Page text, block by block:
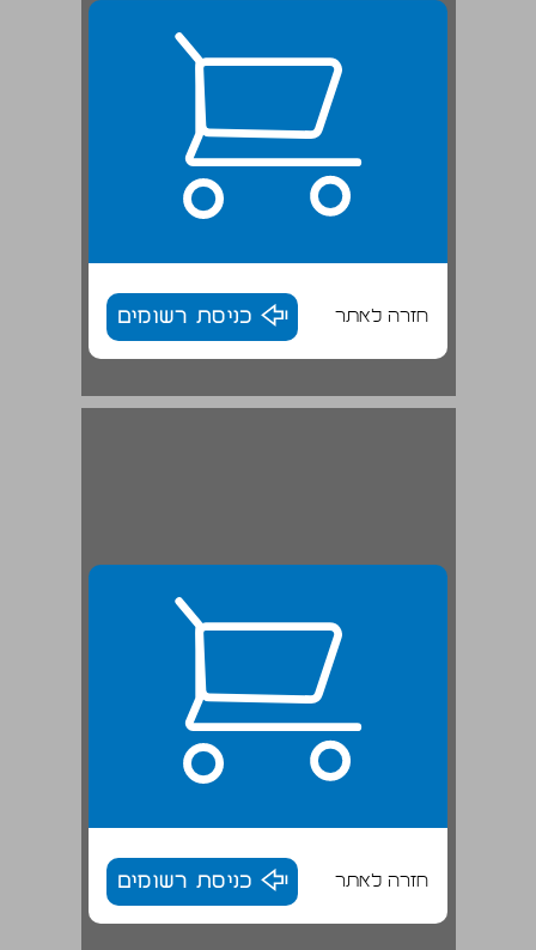
חזרה לאתר כניסת רשומים
חזרה לאתר כניסת רשומים